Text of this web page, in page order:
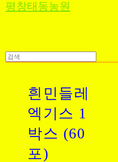
평창태동농원
흰민들레
엑기스 1
박스 (60
포)